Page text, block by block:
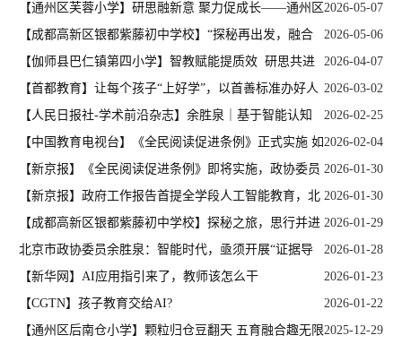
目式学习教学研讨活动在北京五中通州校区举行
2026-05-07
【通州区芙蓉小学】研思融新意 聚力促成长——通州区
芙蓉小学4月教学工作纪实
2026-05-06
【成都高新区银都紫藤初中学校】“探秘再出发，融合
促深化”——我校“菌蕈王国探秘者”跨学科实践项目第二阶段启动
会顺利召开
2026-04-07
【伽师县巴仁镇第四小学】智教赋能提质效 研思共进
促成长——伽师县巴仁镇第四小学协同北京师范大学未来教育高精
尖创新中心项目指导教研
2026-03-02
【首都教育】让每个孩子“上好学”，以首善标准办好人
民满意的教育
2026-02-25
【人民日报社-学术前沿杂志】余胜泉｜基于智能认知
基础设施的教育科技人才融合发展
2026-02-04
【中国教育电视台】《全民阅读促进条例》正式实施 如
何让书香浸润青少年寒假生活？
2026-01-30
【新京报】《全民阅读促进条例》即将实施，政协委员
建言如何让阅读触手可及
2026-01-30
【新京报】政府工作报告首提全学段人工智能教育，北
京市政协委员建言献策
2026-01-29
【成都高新区银都紫藤初中学校】探秘之旅，思行并进
——“菌蕈王国探秘者”项目阶段总结会圆满举行
2026-01-28
北京市政协委员余胜泉：智能时代，亟须开展“证据导
向”下的深度学习
2026-01-23
【新华网】AI应用指引来了，教师该怎么干
2026-01-22
【CGTN】孩子教育交给AI?
2025-12-29
【通州区后南仓小学】颗粒归仓豆翻天 五育融合趣无限